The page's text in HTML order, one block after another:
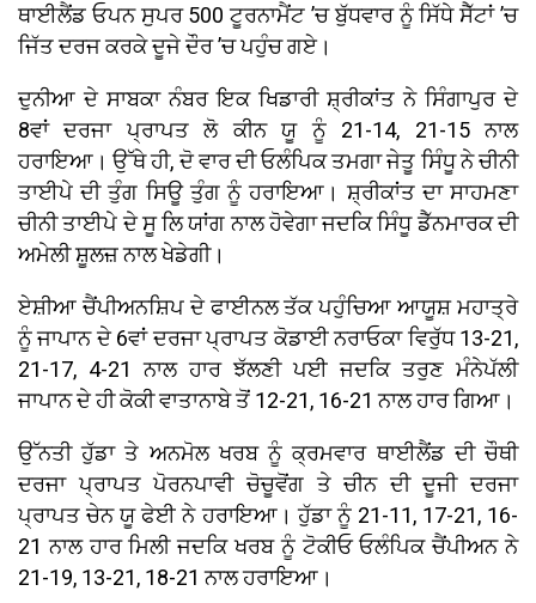
ਥਾਈਲੈਂਡ ਓਪਨ ਸੁਪਰ 500 ਟੂਰਨਾਮੈਂਟ ’ਚ ਬੁੱਧਵਾਰ ਨੂੰ ਸਿੱਧੇ ਸੈੱਟਾਂ ’ਚ
ਜਿੱਤ ਦਰਜ ਕਰਕੇ ਦੂਜੇ ਦੌਰ ’ਚ ਪਹੁੰਚ ਗਏ।
ਦੁਨੀਆ ਦੇ ਸਾਬਕਾ ਨੰਬਰ ਇਕ ਖਿਡਾਰੀ ਸ਼੍ਰੀਕਾਂਤ ਨੇ ਸਿੰਗਾਪੁਰ ਦੇ
8ਵਾਂ ਦਰਜਾ ਪ੍ਰਾਪਤ ਲੋ ਕੀਨ ਯੂ ਨੂੰ 21-14, 21-15 ਨਾਲ
ਹਰਾਇਆ। ਉੱਥੇ ਹੀ, ਦੋ ਵਾਰ ਦੀ ਓਲੰਪਿਕ ਤਮਗਾ ਜੇਤੂ ਸਿੰਧੂ ਨੇ ਚੀਨੀ
ਤਾਈਪੇ ਦੀ ਤੁੰਗ ਸਿਊ ਤੁੰਗ ਨੂੰ ਹਰਾਇਆ। ਸ਼੍ਰੀਕਾਂਤ ਦਾ ਸਾਹਮਣਾ
ਚੀਨੀ ਤਾਈਪੇ ਦੇ ਸੂ ਲਿ ਯਾਂਗ ਨਾਲ ਹੋਵੇਗਾ ਜਦਕਿ ਸਿੰਧੂ ਡੈੱਨਮਾਰਕ ਦੀ
ਅਮੇਲੀ ਸ਼ੂਲਜ਼ ਨਾਲ ਖੇਡੇਗੀ।
ਏਸ਼ੀਆ ਚੈਂਪੀਅਨਸ਼ਿਪ ਦੇ ਫਾਈਨਲ ਤੱਕ ਪਹੁੰਚਿਆ ਆਯੂਸ਼ ਮਹਾਤ੍ਰੇ
ਨੂੰ ਜਾਪਾਨ ਦੇ 6ਵਾਂ ਦਰਜਾ ਪ੍ਰਾਪਤ ਕੋਡਾਈ ਨਰਾਓਕਾ ਵਿਰੁੱਧ 13-21,
21-17, 4-21 ਨਾਲ ਹਾਰ ਝੱਲਣੀ ਪਈ ਜਦਕਿ ਤਰੁਣ ਮੰਨੇਪੱਲੀ
ਜਾਪਾਨ ਦੇ ਹੀ ਕੋਕੀ ਵਾਤਾਨਾਬੇ ਤੋਂ 12-21, 16-21 ਨਾਲ ਹਾਰ ਗਿਆ।
ਉੱਨਤੀ ਹੁੱਡਾ ਤੇ ਅਨਮੋਲ ਖਰਬ ਨੂੰ ਕ੍ਰਮਵਾਰ ਥਾਈਲੈਂਡ ਦੀ ਚੌਥੀ
ਦਰਜਾ ਪ੍ਰਾਪਤ ਪੋਰਨਪਾਵੀ ਚੋਚੂਵੋਂਗ ਤੇ ਚੀਨ ਦੀ ਦੂਜੀ ਦਰਜਾ
ਪ੍ਰਾਪਤ ਚੇਨ ਯੂ ਫੇਈ ਨੇ ਹਰਾਇਆ। ਹੁੱਡਾ ਨੂੰ 21-11, 17-21, 16-
21 ਨਾਲ ਹਾਰ ਮਿਲੀ ਜਦਕਿ ਖਰਬ ਨੂੰ ਟੋਕੀਓ ਓਲੰਪਿਕ ਚੈਂਪੀਅਨ ਨੇ
21-19, 13-21, 18-21 ਨਾਲ ਹਰਾਇਆ।